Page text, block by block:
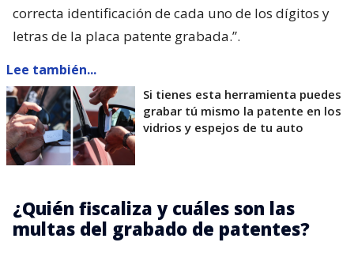
correcta identificación de cada uno de los dígitos y
letras de la placa patente grabada.”.
Lee también...
Si tienes esta herramienta puedes
grabar tú mismo la patente en los
vidrios y espejos de tu auto
¿Quién fiscaliza y cuáles son las
multas del grabado de patentes?